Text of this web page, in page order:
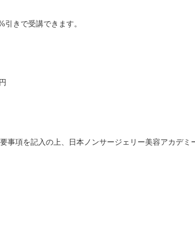
きで受講できます。
事項を記入の上、日本ノンサージェリー美容アカデミ